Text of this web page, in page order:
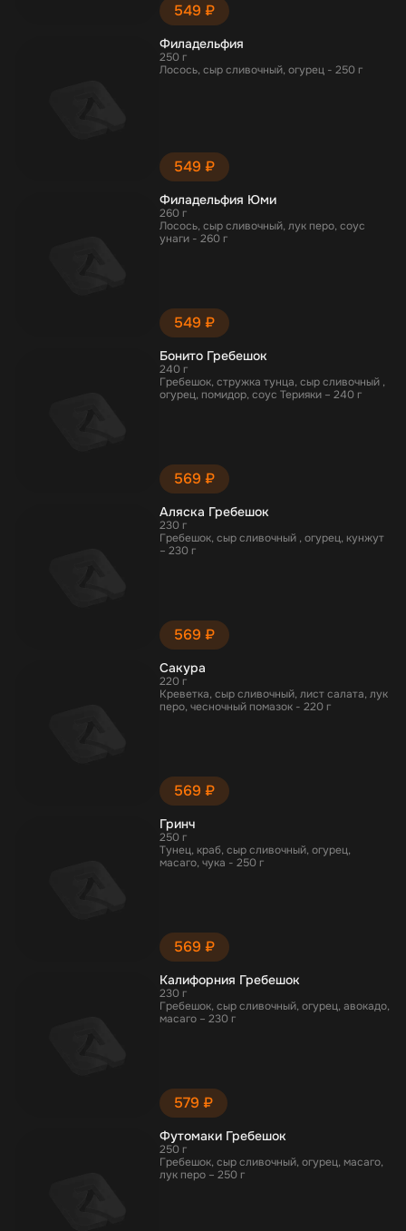
549 ₽
Филадельфия
250 г
Лосось, сыр сливочный, огурец - 250 г
549 ₽
Филадельфия Юми
260 г
Лосось, сыр сливочный, лук перо, соус
унаги - 260 г
549 ₽
Бонито Гребешок
240 г
Гребешок, стружка тунца, сыр сливочный ,
огурец, помидор, соус Терияки – 240 г
569 ₽
Аляска Гребешок
230 г
Гребешок, сыр сливочный , огурец, кунжут
– 230 г
569 ₽
Сакура
220 г
Креветка, сыр сливочный, лист салата, лук
перо, чесночный помазок - 220 г
569 ₽
Гринч
250 г
Тунец, краб, сыр сливочный, огурец,
масаго, чука - 250 г
569 ₽
Калифорния Гребешок
230 г
Гребешок, сыр сливочный, огурец, авокадо,
масаго – 230 г
579 ₽
Футомаки Гребешок
250 г
Гребешок, сыр сливочный, огурец, масаго,
лук перо – 250 г